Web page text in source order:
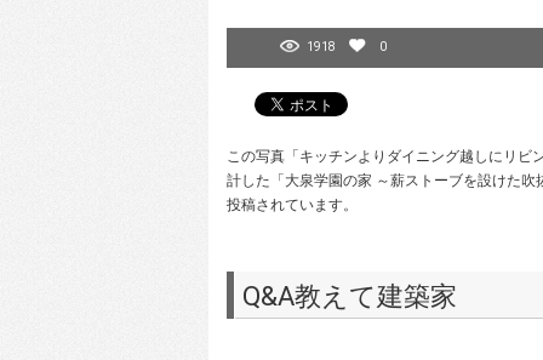
1918 0
この写真「キッチンよりダイニング越しにリ
計した「大泉学園の家 ～薪ストーブを設けた
投稿されています。
Q&A教えて建築家